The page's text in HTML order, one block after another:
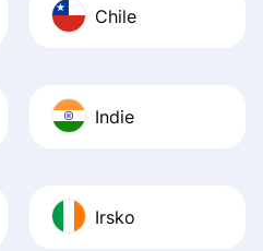
Chile
Indie
Irsko